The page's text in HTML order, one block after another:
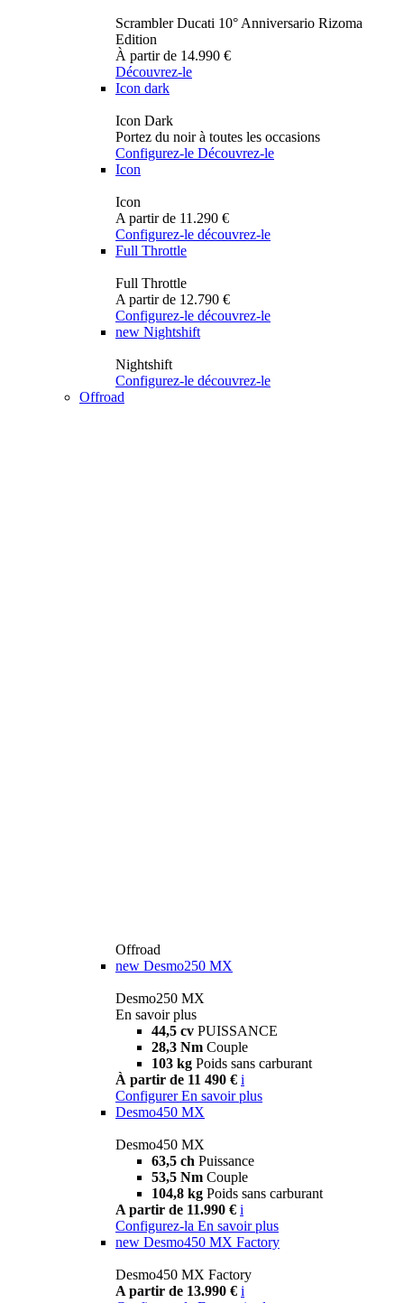
Scrambler Ducati 10° Anniversario Rizoma
Edition
À partir de 14.990 €
Découvrez-le
Icon dark
Icon Dark
Portez du noir à toutes les occasions
Configurez-le Découvrez-le
Icon
Icon
A partir de 11.290 €
Configurez-le découvrez-le
Full Throttle
Full Throttle
A partir de 12.790 €
Configurez-le découvrez-le
new Nightshift
Nightshift
Configurez-le découvrez-le
Offroad
Offroad
new Desmo250 MX
Desmo250 MX
En savoir plus
44,5 cv PUISSANCE
28,3 Nm Couple
103 kg Poids sans carburant
À partir de 11 490 € i
Configurer En savoir plus
Desmo450 MX
Desmo450 MX
63,5 ch Puissance
53,5 Nm Couple
104,8 kg Poids sans carburant
A partir de 11.990 € i
Configurez-la En savoir plus
new Desmo450 MX Factory
Desmo450 MX Factory
A partir de 13.990 € i